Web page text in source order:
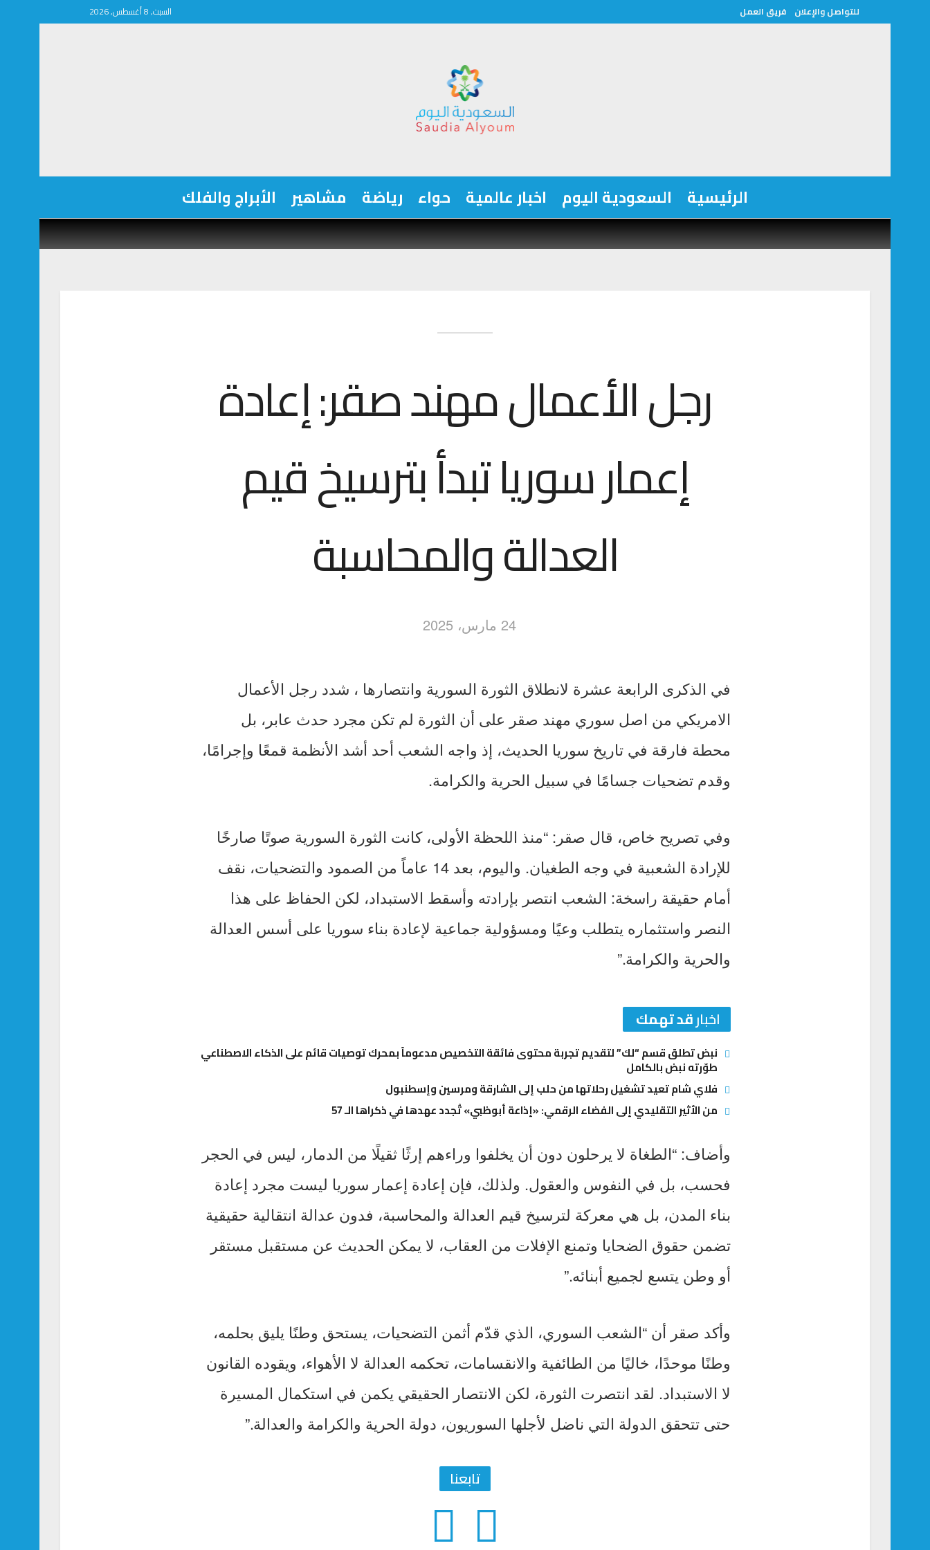
للتواصل والإعلان فريق العمل السبت, 8 أغسطس, 2026
الرئيسية السعودية اليوم اخبار عالمية حواء رياضة مشاهير الأبراج والفلك
رجل الأعمال مهند صقر: إعادة
إعمار سوريا تبدأ بترسيخ قيم
العدالة والمحاسبة
24 مارس، 2025
في الذكرى الرابعة عشرة لانطلاق الثورة السورية وانتصارها ، شدد رجل الأعمال
الامريكي من اصل سوري مهند صقر على أن الثورة لم تكن مجرد حدث عابر، بل
محطة فارقة في تاريخ سوريا الحديث، إذ واجه الشعب أحد أشد الأنظمة قمعًا وإجرامًا،
وقدم تضحيات جسامًا في سبيل الحرية والكرامة.
وفي تصريح خاص، قال صقر: “منذ اللحظة الأولى، كانت الثورة السورية صوتًا صارخًا
للإرادة الشعبية في وجه الطغيان. واليوم، بعد 14 عاماً من الصمود والتضحيات، نقف
أمام حقيقة راسخة: الشعب انتصر بإرادته وأسقط الاستبداد، لكن الحفاظ على هذا
النصر واستثماره يتطلب وعيًا ومسؤولية جماعية لإعادة بناء سوريا على أسس العدالة
والحرية والكرامة.”
اخبارقد تهمك
نبض تطلق قسم “لك” لتقديم تجربة محتوى فائقة التخصيص مدعوماً بمحرك توصيات قائم على الذكاء الاصطناعي
طوّرته نبض بالكامل
فلاي شام تعيد تشغيل رحلاتها من حلب إلى الشارقة ومرسين وإسطنبول
من الأثير التقليدي إلى الفضاء الرقمي: «إذاعة أبوظبي» تُجدد عهدها في ذكراها الـ 57
وأضاف: “الطغاة لا يرحلون دون أن يخلفوا وراءهم إرثًا ثقيلًا من الدمار، ليس في الحجر
فحسب، بل في النفوس والعقول. ولذلك، فإن إعادة إعمار سوريا ليست مجرد إعادة
بناء المدن، بل هي معركة لترسيخ قيم العدالة والمحاسبة، فدون عدالة انتقالية حقيقية
تضمن حقوق الضحايا وتمنع الإفلات من العقاب، لا يمكن الحديث عن مستقبل مستقر
أو وطن يتسع لجميع أبنائه.”
وأكد صقر أن “الشعب السوري، الذي قدّم أثمن التضحيات، يستحق وطنًا يليق بحلمه،
وطنًا موحدًا، خاليًا من الطائفية والانقسامات، تحكمه العدالة لا الأهواء، ويقوده القانون
لا الاستبداد. لقد انتصرت الثورة، لكن الانتصار الحقيقي يكمن في استكمال المسيرة
حتى تتحقق الدولة التي ناضل لأجلها السوريون، دولة الحرية والكرامة والعدالة.”
تابعنا